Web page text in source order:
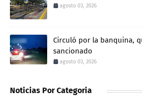
agosto 03, 2026
Circuló por la banquina,
sancionado
agosto 03, 2026
Noticias Por Categoria